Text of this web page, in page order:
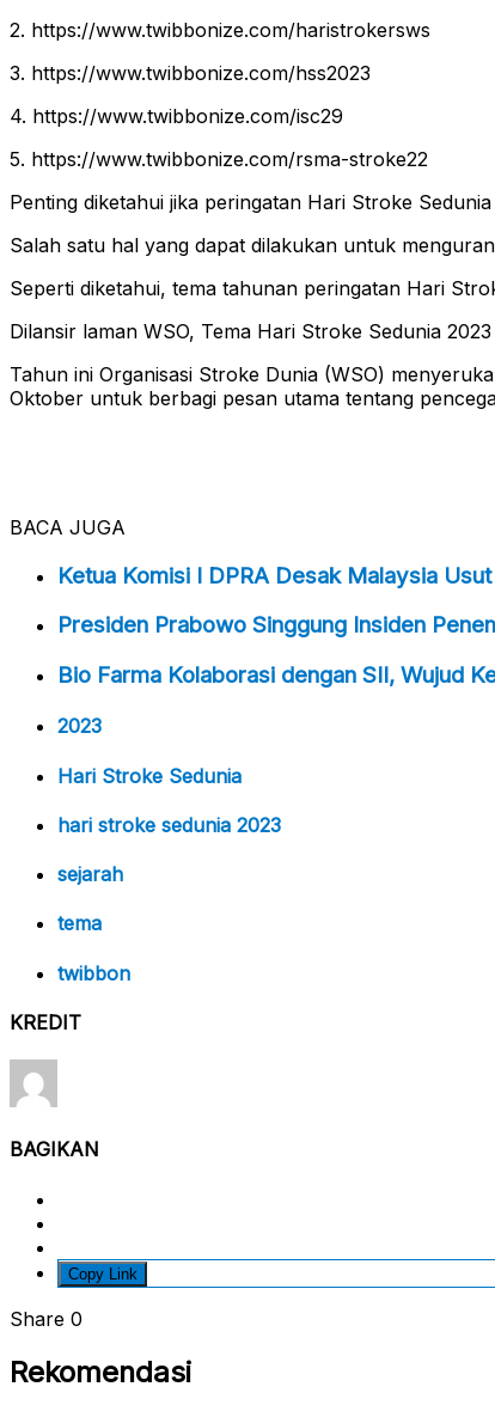
2. https://www.twibbonize.com/haristrokersws
3. https://www.twibbonize.com/hss2023
4. https://www.twibbonize.com/isc29
5. https://www.twibbonize.com/rsma-stroke22
Penting diketahui jika peringatan Hari Stroke
Salah satu hal yang dapat dilakukan untuk
Seperti diketahui, tema tahunan peringatan Hari
Dilansir laman WSO, Tema Hari Stroke Sedunia
Tahun ini Organisasi Stroke Dunia (WSO)
Oktober untuk berbagi pesan utama tentang
BACA JUGA
Ketua Komisi I DPRA Desak Malaysia
Presiden Prabowo Singgung Insiden
Bio Farma Kolaborasi dengan SII, Wujud
2023
Hari Stroke Sedunia
hari stroke sedunia 2023
sejarah
tema
twibbon
KREDIT
BAGIKAN
Copy Link
Share 0
Rekomendasi